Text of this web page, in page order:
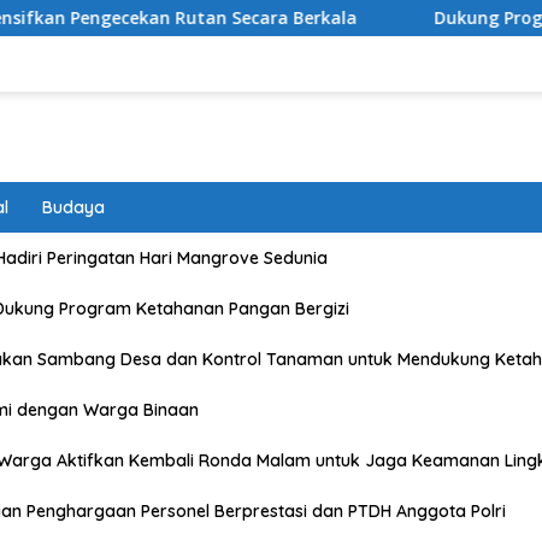
Secara Berkala Dukung Program Kapolda NTB ,
Budaya
Peringatan Hari Mangrove Sedunia
Program Ketahanan Pangan Bergizi
Sambang Desa dan Kontrol Tanaman untuk Mendukung
dengan Warga Binaan
Aktifkan Kembali Ronda Malam untuk Jaga Keamanan
Penghargaan Personel Berprestasi dan PTDH Anggota Polri